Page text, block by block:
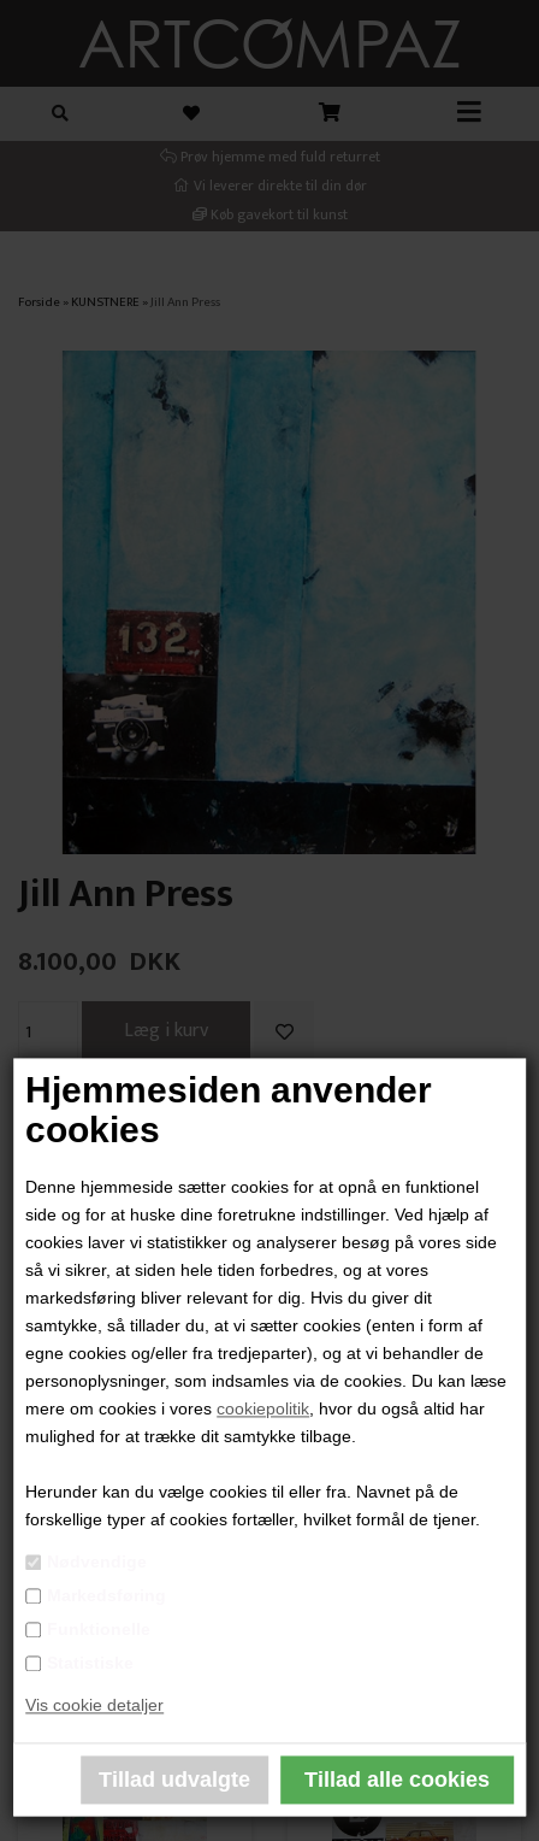
Hjemmesiden anvender
cookies
Denne hjemmeside sætter cookies for at opnå en funktionel
side og for at huske dine foretrukne indstillinger. Ved hjælp af
cookies laver vi statistikker og analyserer besøg på vores side
så vi sikrer, at siden hele tiden forbedres, og at vores
markedsføring bliver relevant for dig. Hvis du giver dit
samtykke, så tillader du, at vi sætter cookies (enten i form af
egne cookies og/eller fra tredjeparter), og at vi behandler de
personoplysninger, som indsamles via de cookies. Du kan læse
mere om cookies i vorescookiepolitik , hvor du også altid har
mulighed for at trække dit samtykke tilbage.
Herunder kan du vælge cookies til eller fra. Navnet på de
forskellige typer af cookies fortæller, hvilket formål de tjener.
Vis cookie detaljer
Prøv hjemme med fuld returret
Vi leverer direkte til din dør
Køb gavekort til kunst
Forside »KUNSTNERE »Jill Ann Press
Jill Ann Press
8.100,00 DKK
"Uden Titel"
Mixed Media
Ikke indrammet
PRODUKTBESKRIVELSE
PRODUKTINFORMATION
Andre værker af kunstneren: